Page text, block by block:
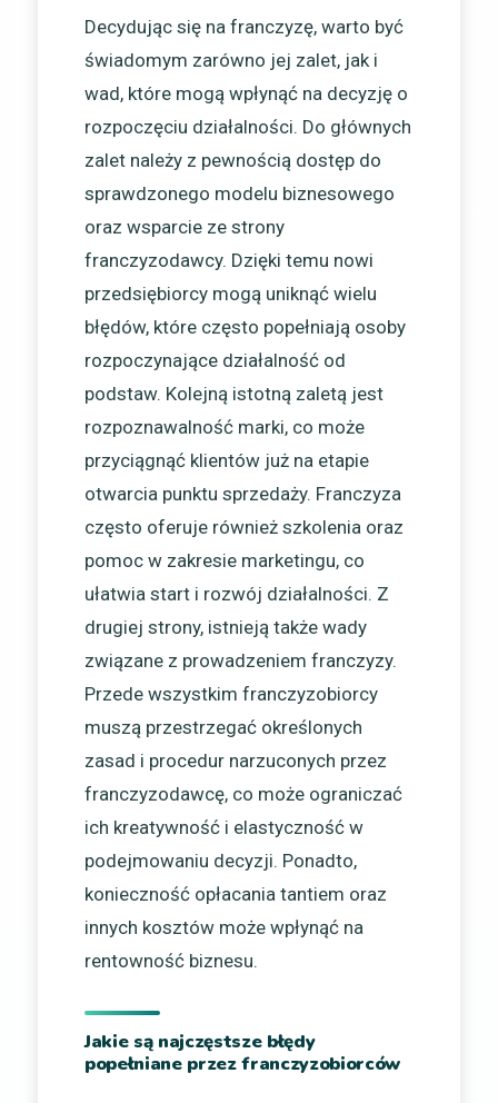
Decydując się na franczyzę, warto być
świadomym zarówno jej zalet, jak i
wad, które mogą wpłynąć na decyzję o
rozpoczęciu działalności. Do głównych
zalet należy z pewnością dostęp do
sprawdzonego modelu biznesowego
oraz wsparcie ze strony
franczyzodawcy. Dzięki temu nowi
przedsiębiorcy mogą uniknąć wielu
błędów, które często popełniają osoby
rozpoczynające działalność od
podstaw. Kolejną istotną zaletą jest
rozpoznawalność marki, co może
przyciągnąć klientów już na etapie
otwarcia punktu sprzedaży. Franczyza
często oferuje również szkolenia oraz
pomoc w zakresie marketingu, co
ułatwia start i rozwój działalności. Z
drugiej strony, istnieją także wady
związane z prowadzeniem franczyzy.
Przede wszystkim franczyzobiorcy
muszą przestrzegać określonych
zasad i procedur narzuconych przez
franczyzodawcę, co może ograniczać
ich kreatywność i elastyczność w
podejmowaniu decyzji. Ponadto,
konieczność opłacania tantiem oraz
innych kosztów może wpłynąć na
rentowność biznesu.
Jakie są najczęstsze błędy
popełniane przez franczyzobiorców